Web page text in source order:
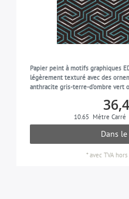
Papier peint à motifs graphiques
légèrement texturé avec des
anthracite gris-terre-d’ombre vert
10.65 Mètre Carré
Dans
*avec TVAhors